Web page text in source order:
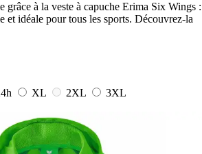
grâce à la veste à capuche Erima Six Wings :
et idéale pour tous les sports. Découvrez-la
XL 2XL
3XL